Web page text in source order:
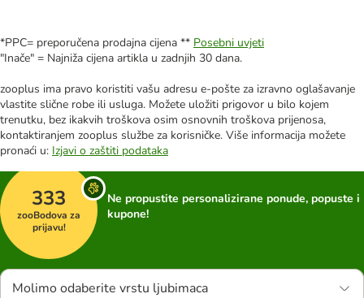
*PPC= preporučena prodajna cijena ** Posebni uvjeti
"Inače" = Najniža cijena artikla u zadnjih 30 dana.
zooplus ima pravo koristiti vašu adresu e-pošte za izravno oglašavanje
vlastite slične robe ili usluga. Možete uložiti prigovor u bilo kojem
trenutku, bez ikakvih troškova osim osnovnih troškova prijenosa,
kontaktiranjem zooplus službe za korisničke. Više informacija možete
pronaći u: Izjavi o zaštiti podataka
333
zooBodova za
prijavu!
Ne propustite personalizirane ponude, popuste i
kupone!
Molimo odaberite vrstu ljubimaca